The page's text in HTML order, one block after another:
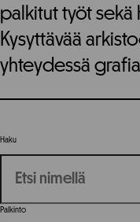
palkitut työt
Kysyttävää
yhteydessä
Haku
Palkinto